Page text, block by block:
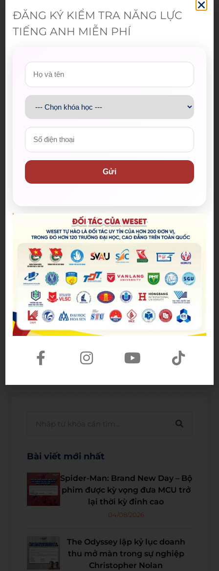
chinh phục tiếng Anh.
📸 Cùng nhìn lại những khoảnh khắc đáng nhớ tại
Hội thảo ICLD 2025!
Giáo viên WESET góp mặt tại Hội thảo quốc tế ICLD
2025
Bài viết mới nhất
Spider-Man: Brand New Day – Bộ
phim được kỳ vọng đưa MCU trở
lại thời kỳ đỉnh cao
04/08/2026
The Odyssey lập kỷ lục doanh
thu mở màn trong sự nghiệp
Christopher Nolan
ĐĂNG KÝ KIỂM TRA NĂNG LỰC
TIẾNG ANH MIỄN PHÍ
Gửi